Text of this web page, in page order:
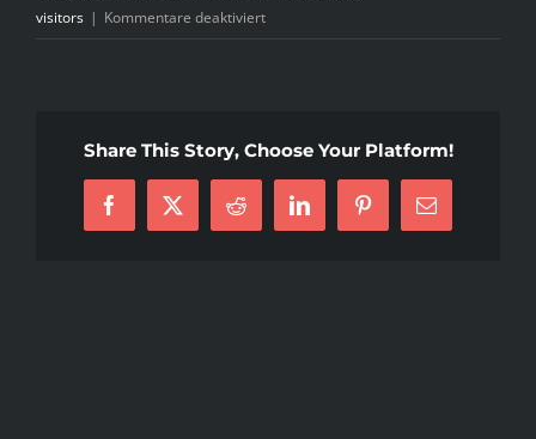
visitors | Kommentare deaktiviertfür
Lass
„Tinder
Share This Story, Choose Your Platform!
Facebook
X Reddit LinkedInPinterest
E-
Mail